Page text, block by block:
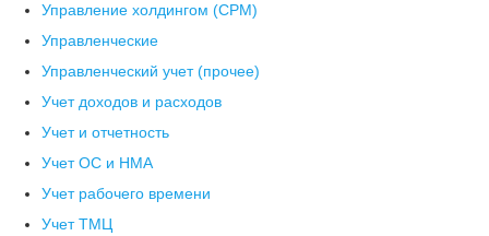
Управление холдингом (CPM)
Управленческие
Управленческий учет (прочее)
Учет доходов и расходов
Учет и отчетность
Учет ОС и НМА
Учет рабочего времени
Учет ТМЦ